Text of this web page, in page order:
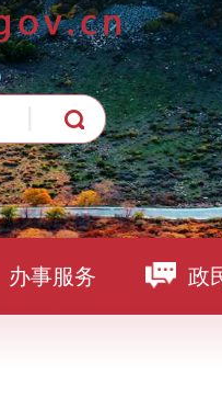
办事服务 政